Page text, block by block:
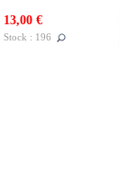
13,00 €
Stock : 196